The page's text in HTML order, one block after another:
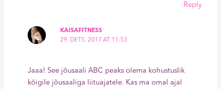
Reply
KAISAFITNESS
29. DETS. 2017 AT 11:53
Jaaa! See jõusaali ABC peaks olema kohustuslik
kõigile jõusaaliga liituajatele. Kas ma omal ajal